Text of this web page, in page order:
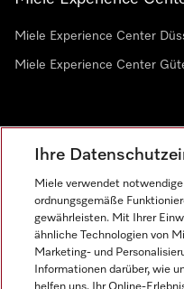
Miele Experience Center
Miele Experience Center
Ihre
Miele verwendet
ordnungsgemäße
gewährleisten. Mit Ihrer
ähnliche Technologien von
Marketing- und
Informationen darüber, wie